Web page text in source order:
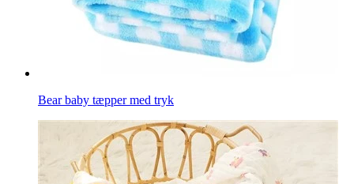
Bear baby tæpper med tryk